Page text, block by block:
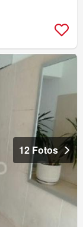
12 Fotos